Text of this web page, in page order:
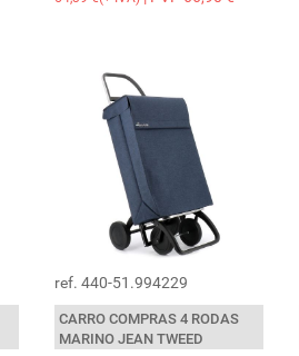
ref. 440-51.994229
CARRO COMPRAS 4 RODAS
MARINO JEAN TWEED